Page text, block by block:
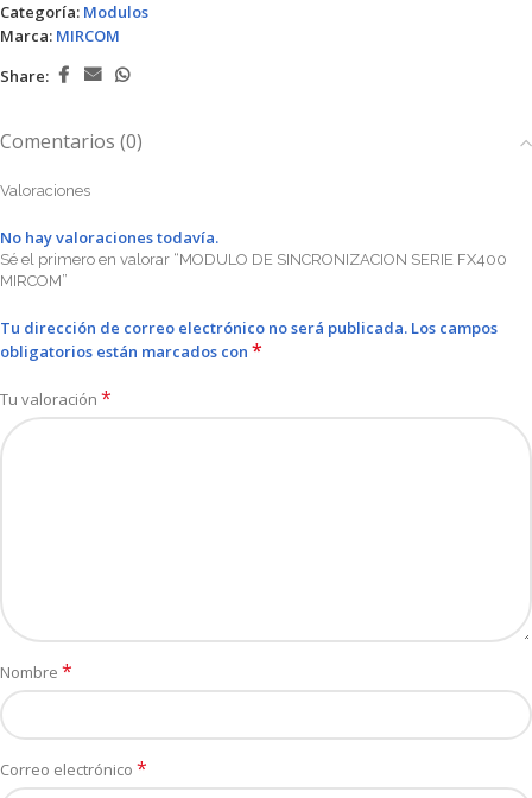
Categoría: Modulos
Marca: MIRCOM
Share:
Comentarios (0)
Valoraciones
No hay valoraciones todavía.
Sé el primero en valorar “MODULO DE SINCRONIZACION SERIE FX400
MIRCOM”
Tu dirección de correo electrónico no será publicada. Los campos
obligatorios están marcados con *
Tu valoración *
Nombre *
Correo electrónico *